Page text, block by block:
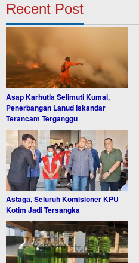
Recent Post
Asap Karhutla Selimuti Kumai,
Penerbangan Lanud Iskandar
Terancam Terganggu
Astaga, Seluruh Komisioner KPU
Kotim Jadi Tersangka